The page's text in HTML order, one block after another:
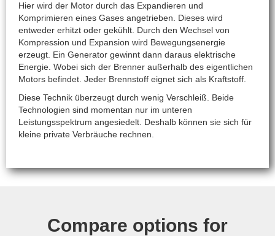
Hier wird der Motor durch das Expandieren und
Komprimieren eines Gases angetrieben. Dieses wird
entweder erhitzt oder gekühlt. Durch den Wechsel von
Kompression und Expansion wird Bewegungsenergie
erzeugt. Ein Generator gewinnt dann daraus elektrische
Energie. Wobei sich der Brenner außerhalb des eigentlichen
Motors befindet. Jeder Brennstoff eignet sich als Kraftstoff.
Diese Technik überzeugt durch wenig Verschleiß. Beide
Technologien sind momentan nur im unteren
Leistungsspektrum angesiedelt. Deshalb können sie sich für
kleine private Verbräuche rechnen.
Compare options for